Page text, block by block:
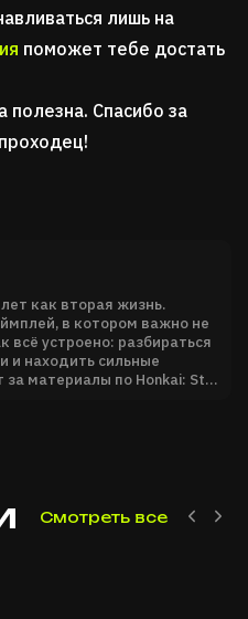
лишь на
поможет тебе достать
полезна. Спасибо за
как вторая жизнь.
в котором важно не
всё устроено: разбираться
и находить сильные
за материалы по Honkai: Star
Смотреть все